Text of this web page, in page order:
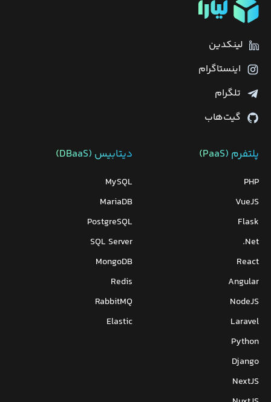
لینکدین
اینستاگرام
تلگرام
گیت‌هاب
پلتفرم (PaaS)
PHP
VueJS
Flask
Net.
React
Angular
NodeJS
Laravel
Python
Django
NextJS
دیتابیس‌ (DBaaS)
MySQL
MariaDB
PostgreSQL
SQL Server
MongoDB
Redis
RabbitMQ
Elastic